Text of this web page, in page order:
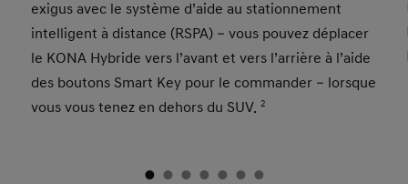
exigus avec le système d’aide au stationnement
intelligent à distance (RSPA) – vous pouvez déplacer
le KONA Hybride vers l’avant et vers l’arrière à l’aide
des boutons Smart Key pour le commander – lorsque
vous vous tenez en dehors du SUV.2